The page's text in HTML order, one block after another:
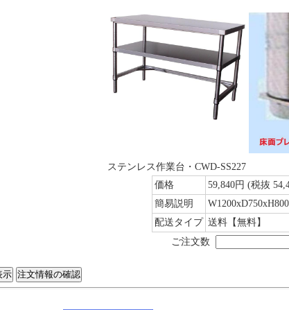
ステンレス作業台・CWD-SS227
価格
59,840円 (税抜
簡易説明
配送タイプ 送料【無料】
ご注文数